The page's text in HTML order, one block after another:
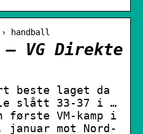
handball
– VG Direkte
beste laget da
slått 33-37 i …
VM-kamp i
januar mot Nord-